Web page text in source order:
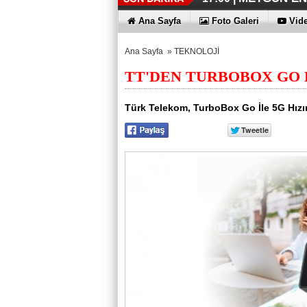
12:17 |THY
12:02 |ÖZEL
11:56 |İŞTE
11:53 |TECNO'DA
Ana Sayfa Foto Galeri
Ana Sayfa » TEKNOLOJİ
TT'DEN TURBOBOX GO
Türk Telekom, TurboBox Go İle 5G